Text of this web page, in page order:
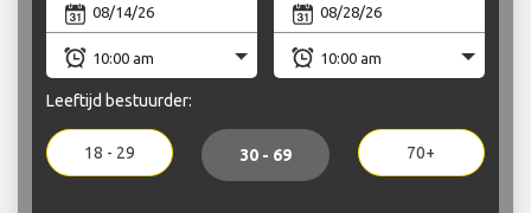
Leeftijd bestuurder:
18 - 29 30 - 69 70+